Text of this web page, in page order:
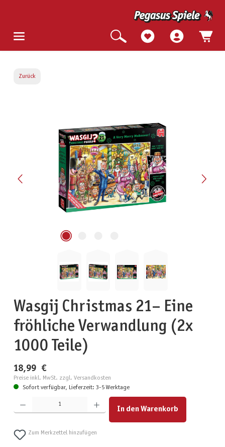
Zurück
Wasgij Christmas 21– Eine
fröhliche Verwandlung (2x
1000 Teile)
18,99 €
Preise inkl. MwSt. zzgl. Versandkosten
Sofort verfügbar, Lieferzeit: 3-5 Werktage
Produkt Anzahl: Gib den gewünschten Wert ein oder benutze die Schaltflächen um die Anzahl zu
In den Warenkorb
Zum Merkzettel hinzufügen